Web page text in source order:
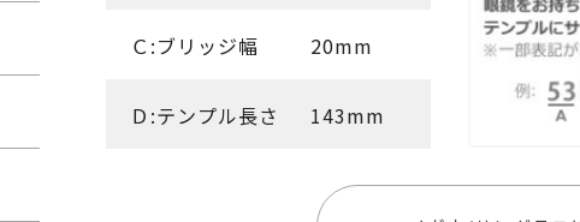
Ｃ:ブリッジ幅 20mm
Ｄ:テンプル長さ 143mm